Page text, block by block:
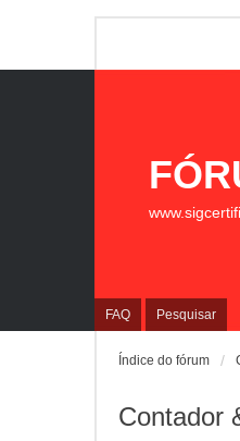
FAQ Pesquisar
Índice do fórum
Contador